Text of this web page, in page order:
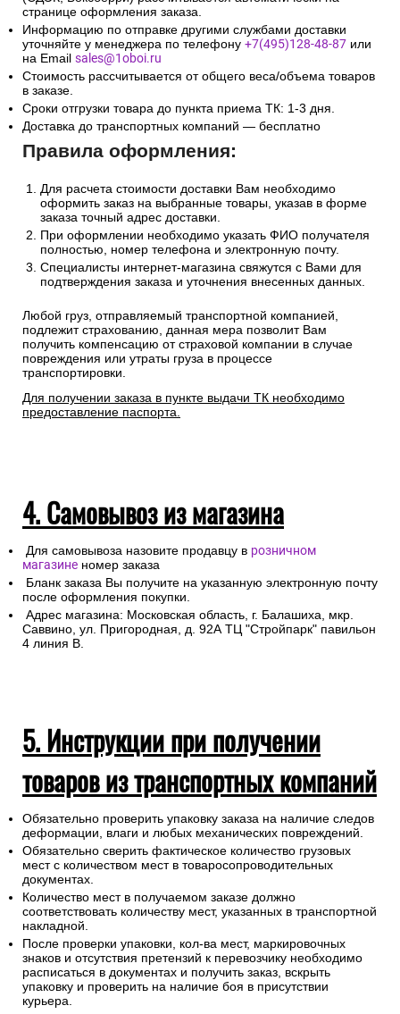
странице оформления заказа.
Информацию по отправке другими службами доставки
уточняйте у менеджера по телефону +7(495)128-48-87 или
на Email sales@1oboi.ru
Стоимость рассчитывается от общего веса/объема товаров
в заказе.
Сроки отгрузки товара до пункта приема ТК: 1-3 дня.
Доставка до транспортных компаний — бесплатно
Правила оформления:
Для расчета стоимости доставки Вам необходимо
оформить заказ на выбранные товары, указав в форме
заказа точный адрес доставки.
При оформлении необходимо указать ФИО получателя
полностью, номер телефона и электронную почту.
Специалисты интернет-магазина свяжутся с Вами для
подтверждения заказа и уточнения внесенных данных.
Любой груз, отправляемый транспортной компанией,
подлежит страхованию, данная мера позволит Вам
получить компенсацию от страховой компании в случае
повреждения или утраты груза в процессе
транспортировки.
Для получении заказа в пункте выдачи ТК необходимо
предоставление паспорта.
4. Самовывоз из магазина
Для самовывоза назовите продавцу в розничном
магазине номер заказа
Бланк заказа Вы получите на указанную электронную почту
после оформления покупки.
Адрес магазина: Московская область, г. Балашиха, мкр.
Саввино, ул. Пригородная, д. 92А ТЦ "Стройпарк" павильон
4 линия В.
5. Инструкции при получении
товаров из транспортных компаний
Обязательно проверить упаковку заказа на наличие следов
деформации, влаги и любых механических повреждений.
Обязательно сверить фактическое количество грузовых
мест с количеством мест в товаросопроводительных
документах.
Количество мест в получаемом заказе должно
соответствовать количеству мест, указанных в транспортной
накладной.
После проверки упаковки, кол-ва мест, маркировочных
знаков и отсутствия претензий к перевозчику необходимо
расписаться в документах и получить заказ, вскрыть
упаковку и проверить на наличие боя в присутствии
курьера.